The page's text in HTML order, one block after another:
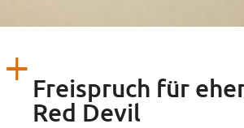
Freispruch für
Red Devil